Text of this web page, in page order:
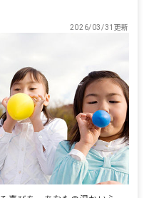
2026/03/31更新